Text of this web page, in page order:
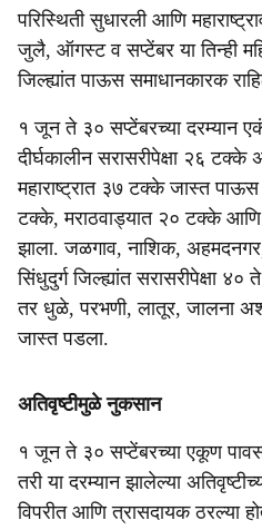
परिस्थिती सुधारली आणि
जुलै, ऑगस्ट व सप्टेंबर या तिन्ही
जिल्ह्यांत पाऊस समाधानकारक
१ जून ते ३० सप्टेंबरच्या दरम्यान
दीर्घकालीन सरासरीपेक्षा २६
महाराष्ट्रात ३७ टक्के जास्त
टक्के, मराठवाड्यात २० टक्के
झाला. जळगाव, नाशिक,
सिंधुदुर्ग जिल्ह्यांत सरासरीपेक्षा
तर धुळे, परभणी, लातूर, जालना
जास्त पडला.
अतिवृष्टीमुळे नुकसान
१ जून ते ३० सप्टेंबरच्या एकूण
तरी या दरम्यान झालेल्या
विपरीत आणि त्रासदायक ठरल्या